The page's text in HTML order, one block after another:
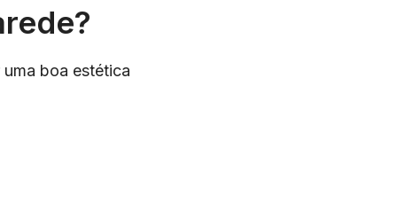
boa estética